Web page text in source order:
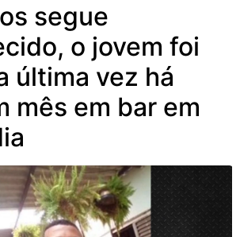
segue
o jovem foi
última vez há
mês em bar em